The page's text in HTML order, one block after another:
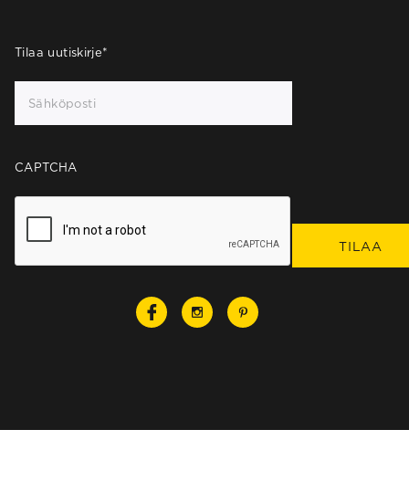
Tilaa uutiskirje*
CAPTCHA